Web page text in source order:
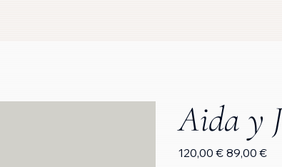
Aida y
Precio
original
120,00 € Precio
de
89,00 €